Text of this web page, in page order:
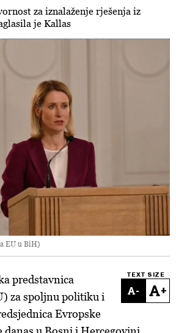
za iznalaženje rješenja iz
je Kallas
EU u BiH)
TEXT SIZE
- +
predstavnica
za spoljnu politiku i
Evropske